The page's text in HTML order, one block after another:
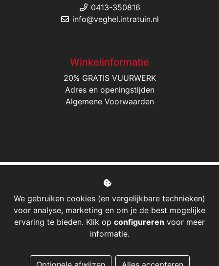
We gebruiken cookies (en vergelijkbare technieken)
voor analyse, marketing en om je de best mogelijke
ervaring te bieden. Klik op configureren voor meer
informatie.
0413-350816
info@veghel.intratuin.nl
Winkelinformatie
20% GRATIS VUURWERK
Adres en openingstijden
Algemene Voorwaarden
Managed hosting